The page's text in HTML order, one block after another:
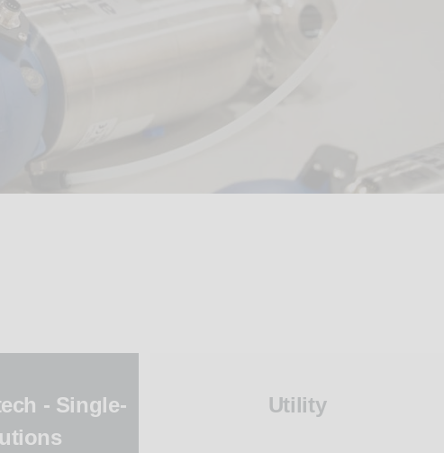
- Single-
Utility